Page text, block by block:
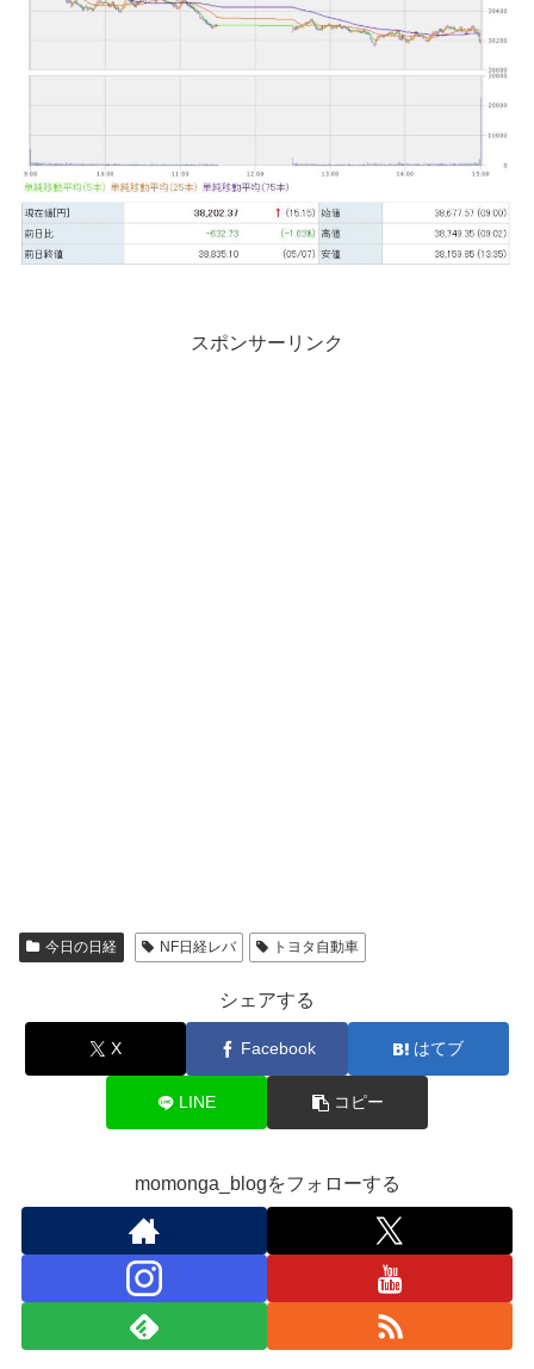
スポンサーリンク
今日の日経 NF日経レバ トヨタ自動車
シェアする
X Facebook はてブ
LINE コピー
momonga_blogをフォローする